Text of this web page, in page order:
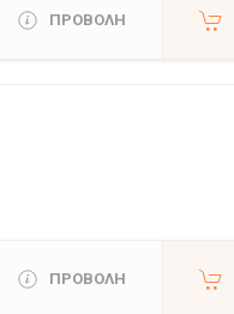
ΠΡΟΒΟΛΗ
ΠΡΟΒΟΛΗ